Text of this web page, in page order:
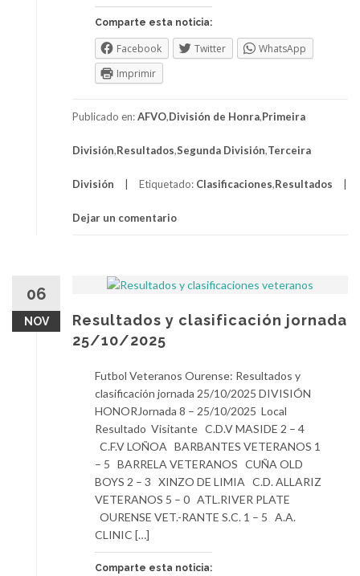
Comparte esta noticia:
Facebook Twitter
WhatsApp
Imprimir
Publicado en:AFVO,División de Honra,Primeira
División,Resultados,Segunda División,Terceira
División Etiquetado: Clasificaciones,Resultados
Dejar un comentario
06
NOV
Resultados y clasificación jornada
25/10/2025
Futbol Veteranos Ourense: Resultados y
clasificación jornada 25/10/2025 DIVISIÓN
HONORJornada 8 – 25/10/2025 Local
Resultado Visitante C.D.V MASIDE 2 – 4
C.F.V LOÑOA BARBANTES VETERANOS 1
– 5 BARRELA VETERANOS CUÑA OLD
BOYS 2 – 3 XINZO DE LIMIA C.D. ALLARIZ
VETERANOS 5 – 0 ATL.RIVER PLATE
OURENSE VET.-RANTE S.C. 1 – 5 A.A.
CLINIC […]
Comparte esta noticia: